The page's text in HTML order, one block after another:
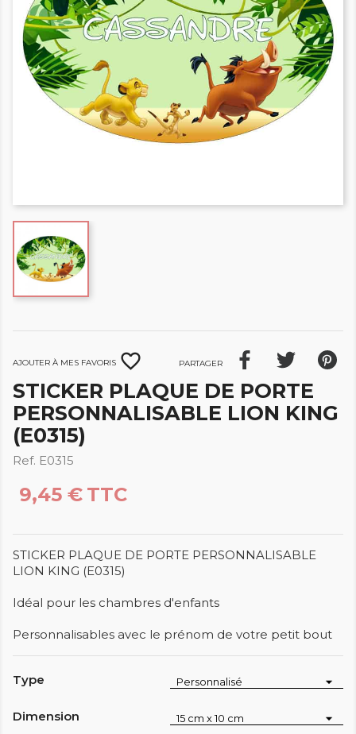
Ajouter à mes favoris favorite_border Partager
STICKER PLAQUE DE PORTE
PERSONNALISABLE LION KING
(E0315)
Ref. E0315
9,45 € TTC
STICKER PLAQUE DE PORTE PERSONNALISABLE
LION KING (E0315)
Idéal pour les chambres d'enfants
Personnalisables avec le prénom de votre petit bout
Type
Dimension